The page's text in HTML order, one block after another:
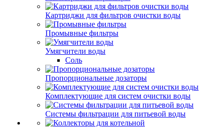
Картриджи для фильтров очистки воды
Промывные фильтры
Умягчители воды
Соль
Пропорциональные дозаторы
Комплектующие для систем очистки воды
Системы фильтрации для питьевой воды